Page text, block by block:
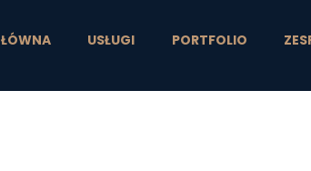
USŁUGI PORTFOLIO